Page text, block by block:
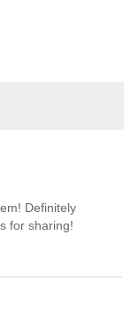
Definitely
for sharing!